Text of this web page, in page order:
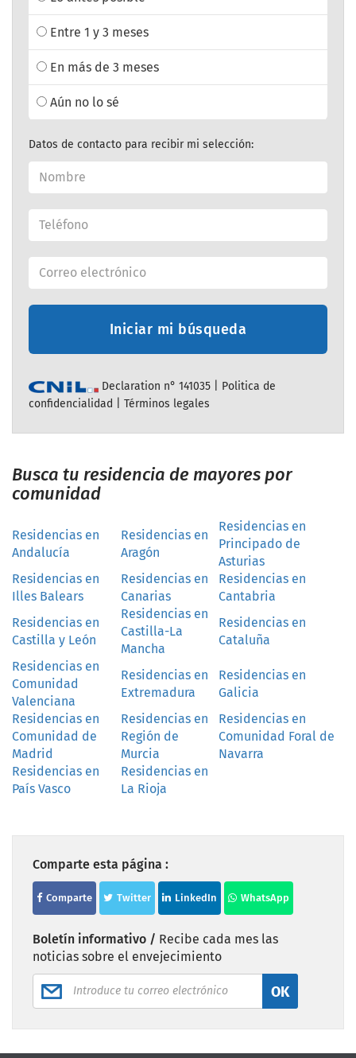
Entre 1 y 3 meses
En más de 3 meses
Aún no lo sé
Datos de contacto para recibir mi selección:
Iniciar mi búsqueda
Declaration n° 141035 | Politica de
confidencialidad
Términos legales
Busca tu residencia de mayores por
comunidad
Residencias en
Andalucía
Residencias en
Aragón
Residencias en
Principado de
Asturias
Residencias en
Illes Balears
Residencias en
Canarias
Residencias en
Cantabria
Residencias en
Castilla y León
Residencias en
Castilla-La
Mancha
Residencias en
Cataluña
Residencias en
Comunidad
Valenciana
Residencias en
Extremadura
Residencias en
Galicia
Residencias en
Comunidad de
Madrid
Residencias en
Región de
Murcia
Residencias en
Comunidad Foral de
Navarra
Residencias en
País Vasco
Residencias en
La Rioja
Comparte esta página :
Comparte Twitter LinkedIn WhatsApp
Boletín informativo / Recibe cada mes las
noticias sobre el envejecimiento
OK